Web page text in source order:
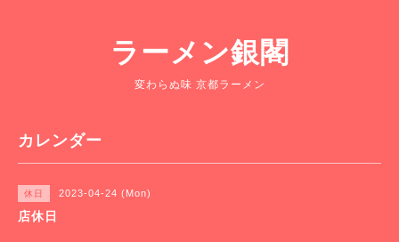
ラーメン銀閣
変わらぬ味 京都ラーメン
カレンダー
休日 2023-04-24 (Mon)
店休日